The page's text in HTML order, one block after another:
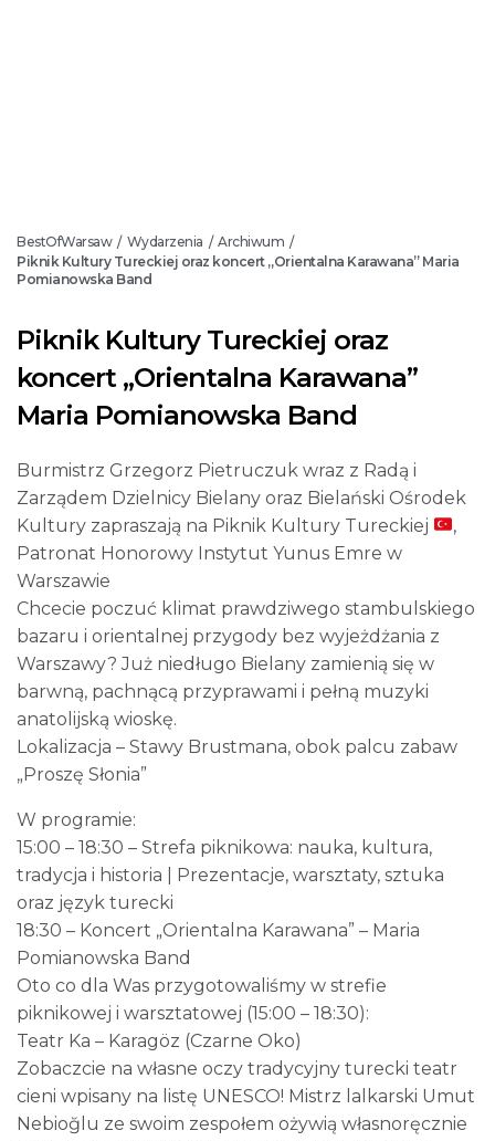
BestOfWarsaw / Wydarzenia / Archiwum /
Piknik Kultury Tureckiej oraz koncert „Orientalna Karawana” Maria
Pomianowska Band
Piknik Kultury Tureckiej oraz
koncert „Orientalna Karawana”
Maria Pomianowska Band
Burmistrz Grzegorz Pietruczuk wraz z Radą i
Zarządem Dzielnicy Bielany oraz Bielański Ośrodek
Kultury zapraszają na Piknik Kultury Tureckiej
,
Patronat Honorowy Instytut Yunus Emre w
Warszawie
Chcecie poczuć klimat prawdziwego stambulskiego
bazaru i orientalnej przygody bez wyjeżdżania z
Warszawy? Już niedługo Bielany zamienią się w
barwną, pachnącą przyprawami i pełną muzyki
anatolijską wioskę.
Lokalizacja – Stawy Brustmana, obok palcu zabaw
„Proszę Słonia”
W programie:
15:00 – 18:30 – Strefa piknikowa: nauka, kultura,
tradycja i historia | Prezentacje, warsztaty, sztuka
oraz język turecki
18:30 – Koncert „Orientalna Karawana” – Maria
Pomianowska Band
Oto co dla Was przygotowaliśmy w strefie
piknikowej i warsztatowej (15:00 – 18:30):
Teatr Ka – Karagöz (Czarne Oko)
Zobaczcie na własne oczy tradycyjny turecki teatr
cieni wpisany na listę UNESCO! Mistrz lalkarski Umut
Nebioğlu ze swoim zespołem ożywią własnoręcznie